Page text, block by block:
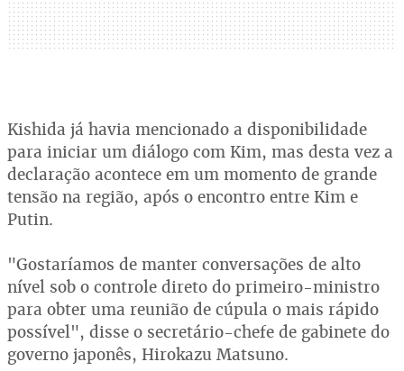
Kishida já havia mencionado a disponibilidade
para iniciar um diálogo com Kim, mas desta vez a
declaração acontece em um momento de grande
tensão na região, após o encontro entre Kim e
Putin.
"Gostaríamos de manter conversações de alto
nível sob o controle direto do primeiro-ministro
para obter uma reunião de cúpula o mais rápido
possível", disse o secretário-chefe de gabinete do
governo japonês, Hirokazu Matsuno.